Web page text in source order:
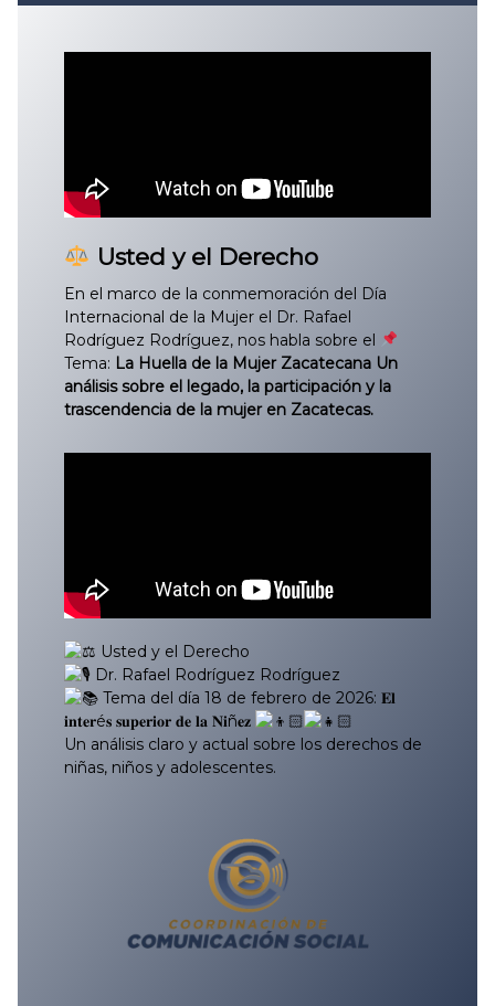
Usted y el Derecho
En el marco de la conmemoración del Día
Internacional de la Mujer el Dr. Rafael
Rodríguez Rodríguez, nos habla sobre el
Tema: La Huella de la Mujer Zacatecana Un
análisis sobre el legado, la participación y la
trascendencia de la mujer en Zacatecas.
Usted y el Derecho
Dr. Rafael Rodríguez Rodríguez
Tema del día 18 de febrero de 2026: 𝐄𝐥
𝐢𝐧𝐭𝐞𝐫é𝐬 𝐬𝐮𝐩𝐞𝐫𝐢𝐨𝐫 𝐝𝐞 𝐥𝐚 𝐍𝐢ñ𝐞𝐳
Un análisis claro y actual sobre los derechos de
niñas, niños y adolescentes.